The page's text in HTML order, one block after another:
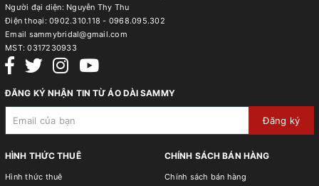
Người đại diện: Nguyễn Thy Thu
Điện thoại: 0902.310.118 - 0968.095.302
Email sammybridal@gmail.com
MST:0317230933
ĐĂNG KÝ NHẬN TIN TỪ ÁO DÀI SAMMY
Đăng ký
HÌNH THỨC THUÊ
Hình thức thuê
CHÍNH SÁCH BÁN HÀNG
Chính sách bán hàng